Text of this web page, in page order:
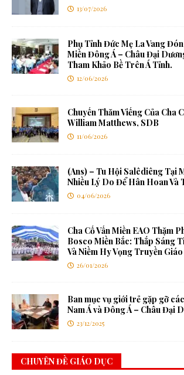
13/07/2026
Phụ Tỉnh Đức Mẹ La Vang
Miền Đông Á – Châu Đại
Tham Khảo Bề Trên Á Tỉnh.
12/06/2026
Chuyến Thăm Viếng Của Cha
William Matthews, SDB
11/06/2026
(Ans) – Tu Hội Salêdiêng Tại
Nhiều Lý Do Để Hân Hoan Và
04/06/2026
Cha Cố Vấn Miền EAO Thặm
Bosco Miền Bắc: Thắp Sáng
Và Niềm Hy Vọng Truyền Giáo
26/01/2026
Ban mục vụ giới trẻ gặp gỡ
Nam Á và Đông Á – Châu Đại
23/12/2025
CHUYÊN ĐỀ GIÁO DỤC